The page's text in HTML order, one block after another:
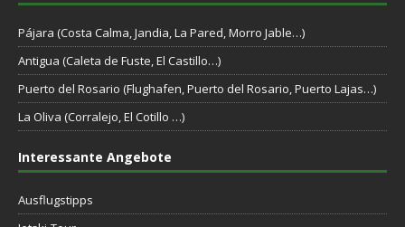
Pájara (Costa Calma, Jandia, La Pared, Morro Jable…)
Antigua (Caleta de Fuste, El Castillo…)
Puerto del Rosario (Flughafen, Puerto del Rosario, Puerto Lajas…)
La Oliva (Corralejo, El Cotillo …)
Interessante Angebote
Ausflugstipps